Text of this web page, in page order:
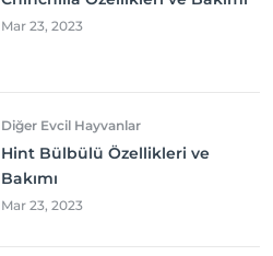
Mar 23, 2023
Diğer Evcil Hayvanlar
Hint Bülbülü Özellikleri ve
Bakımı
Mar 23, 2023